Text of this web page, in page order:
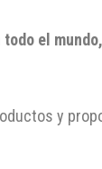
el
y